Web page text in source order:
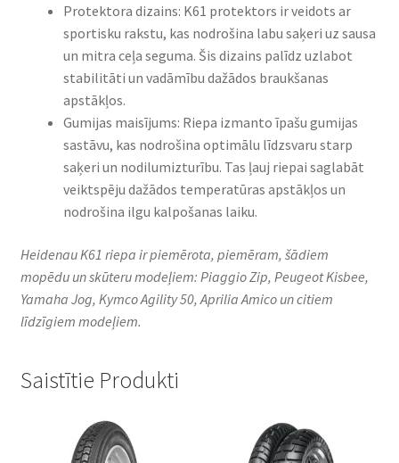
Protektora dizains: K61 protektors ir veidots ar
sportisku rakstu, kas nodrošina labu saķeri uz sausa
un mitra ceļa seguma. Šis dizains palīdz uzlabot
stabilitāti un vadāmību dažādos braukšanas
apstākļos.
Gumijas maisījums: Riepa izmanto īpašu gumijas
sastāvu, kas nodrošina optimālu līdzsvaru starp
saķeri un nodilumizturību. Tas ļauj riepai saglabāt
veiktspēju dažādos temperatūras apstākļos un
nodrošina ilgu kalpošanas laiku.
Heidenau K61 riepa ir piemērota, piemēram, šādiem
mopēdu un skūteru modeļiem: Piaggio Zip, Peugeot Kisbee,
Yamaha Jog, Kymco Agility 50, Aprilia Amico un citiem
līdzīgiem modeļiem.
Saistītie Produkti